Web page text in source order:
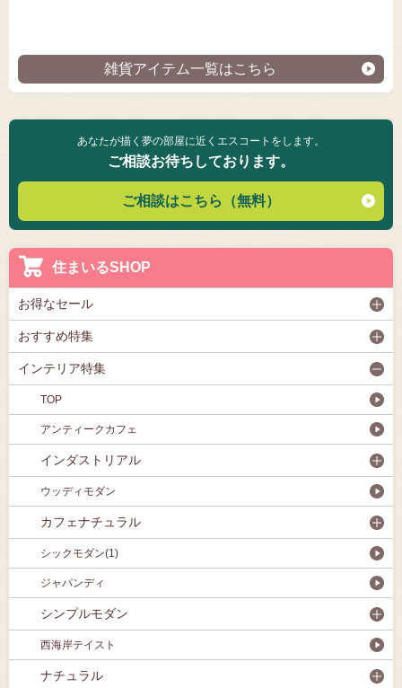
雑貨アイテム一覧はこちら
あなたが描く夢の部屋に近くエスコートをします。
ご相談お待ちしております。
ご相談はこちら（無料）
住まいるSHOP
お得なセール
おすすめ特集
インテリア特集
TOP
アンティークカフェ
インダストリアル
ウッディモダン
カフェナチュラル
シックモダン(1)
ジャパンディ
シンプルモダン
西海岸テイスト
ナチュラル